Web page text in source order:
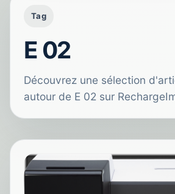
Tag
E 02
Découvrez une sélection
autour de E 02 sur